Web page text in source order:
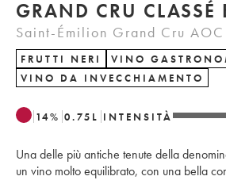
Saint-Émilion Grand Cru AOC
FRUTTI NERI
VINO
VINO DA INVECCHIAMENTO
14% 0.75 L INTENSITÀ
Una delle più antiche tenute della
un vino molto equilibrato, con una bella